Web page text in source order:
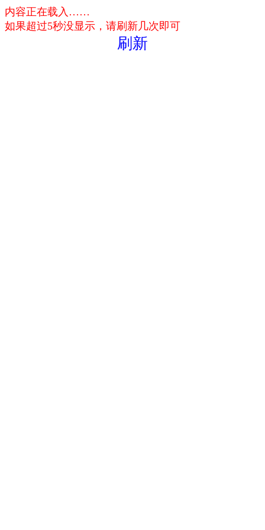
内容正在载入……
如果超过5秒没显示，请刷新几次即可
刷新